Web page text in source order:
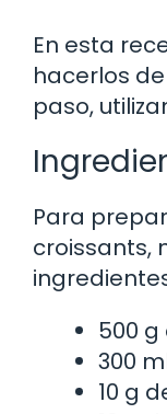
En esta
hacerlos
paso,
Para
croissants,
500
300
10 g